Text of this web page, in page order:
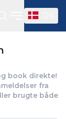
Open
book direkte!
fra
brugte både